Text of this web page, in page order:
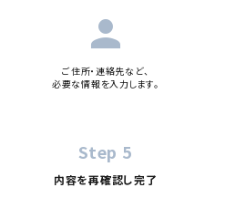
person
ご住所・連絡先など、
必要な情報を入力します。
Step 5
内容を再確認し完了